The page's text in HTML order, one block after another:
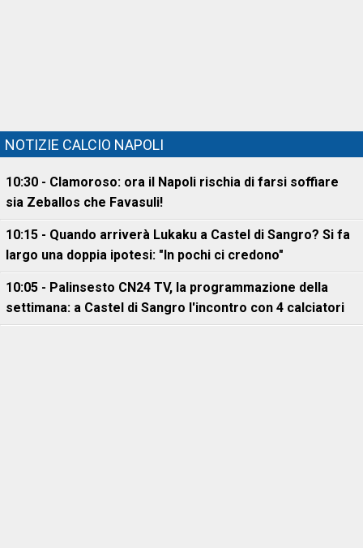
NOTIZIE CALCIO NAPOLI
10:30 - Clamoroso: ora il Napoli rischia di farsi soffiare
sia Zeballos che Favasuli!
10:15 - Quando arriverà Lukaku a Castel di Sangro? Si fa
largo una doppia ipotesi: "In pochi ci credono"
10:05 - Palinsesto CN24 TV, la programmazione della
settimana: a Castel di Sangro l'incontro con 4 calciatori